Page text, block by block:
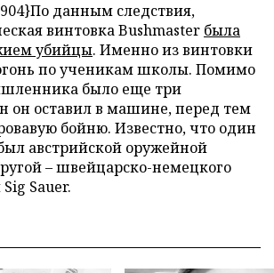
данным следствия,
винтовка Bushmaster была
убийцы. Именно из винтовки
по ученикам школы. Помимо
было еще три
он оставил в машине, перед тем
бойню. Известно, что один
австрийской оружейной
– швейцарско-немецкого
Sauer.